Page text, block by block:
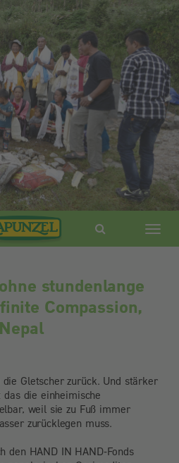
ein-/
stundenlange
Compassion,
Nepal
Gletscher zurück. Und stärker
die einheimische
weil sie zu Fuß immer
zurücklegen muss.
den HAND IN HAND-Fonds